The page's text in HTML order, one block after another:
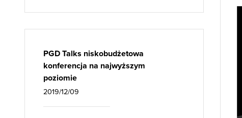
PGD Talks niskobudżetowa
konferencja na najwyższym
poziomie
2019/12/09